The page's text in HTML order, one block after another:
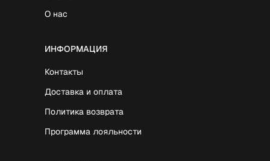
О нас
ИНФОРМАЦИЯ
Контакты
Доставка и оплата
Политика возврата
Программа лояльности